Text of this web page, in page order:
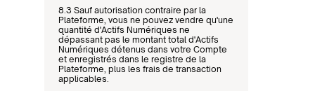
8.3 Sauf autorisation contraire par la
Plateforme, vous ne pouvez vendre qu'une
quantité d'Actifs Numériques ne
dépassant pas le montant total d'Actifs
Numériques détenus dans votre Compte
et enregistrés dans le registre de la
Plateforme, plus les frais de transaction
applicables.